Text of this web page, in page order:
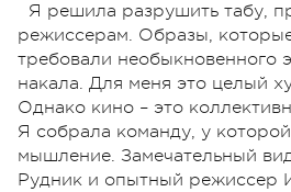
Я решила разрушить табу,
режиссерам. Образы, которые
требовали необыкновенного
накала. Для меня это целый
Однако кино – это
Я собрала команду, у
мышление. Замечательный
Рудник и опытный режиссер